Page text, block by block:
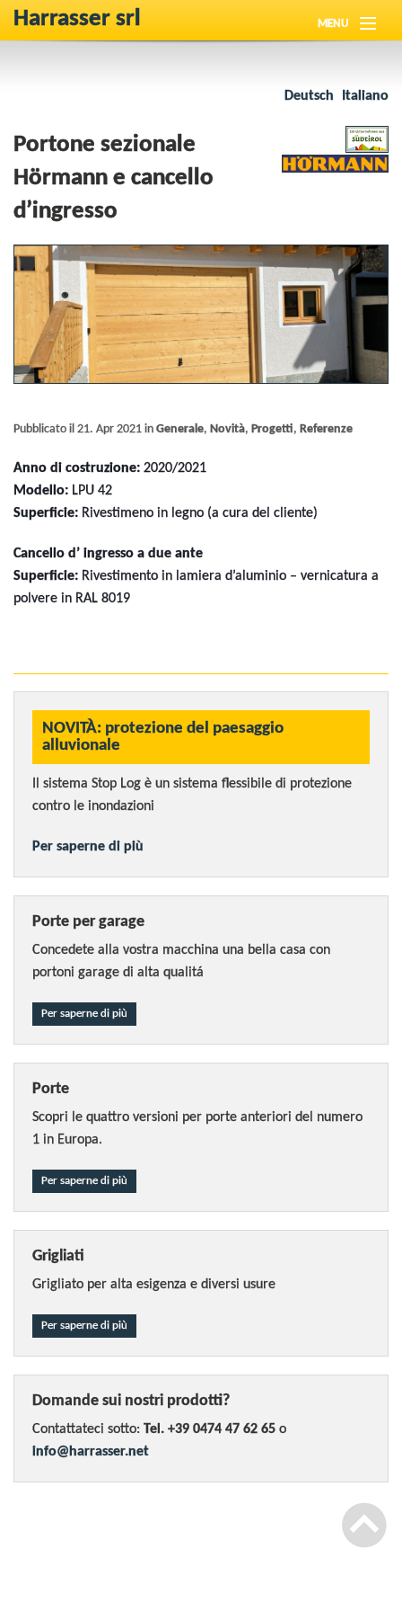
Harrasser srl MENU
Prodotti
Contatto
Deutsch Italiano
Portone sezionale
Hörmann e cancello
d’ingresso
Pubblicato il 21. Apr 2021 in Generale, Novità, Progetti, Referenze
Anno di costruzione: 2020/2021
Modello: LPU 42
Superficie: Rivestimeno in legno (a cura del cliente)
Cancello d’ ingresso a due ante
Superficie: Rivestimento in lamiera d’aluminio – vernicatura a
polvere in RAL 8019
NOVITÀ: protezione del paesaggio
alluvionale
Il sistema Stop Log è un sistema flessibile di protezione
contro le inondazioni
Per saperne di più
Porte per garage
Concedete alla vostra macchina una bella casa con
portoni garage di alta qualitá
Per saperne di più
Porte
Scopri le quattro versioni per porte anteriori del numero
1 in Europa.
Per saperne di più
Grigliati
Grigliato per alta esigenza e diversi usure
Per saperne di più
Domande sui nostri prodotti?
Contattateci sotto: Tel. +39 0474 47 62 65 o
info@harrasser.net